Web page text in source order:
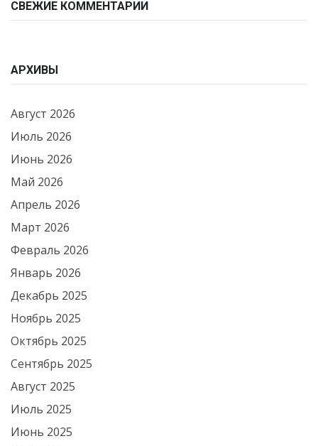
СВЕЖИЕ КОММЕНТАРИИ
АРХИВЫ
Август 2026
Июль 2026
Июнь 2026
Май 2026
Апрель 2026
Март 2026
Февраль 2026
Январь 2026
Декабрь 2025
Ноябрь 2025
Октябрь 2025
Сентябрь 2025
Август 2025
Июль 2025
Июнь 2025